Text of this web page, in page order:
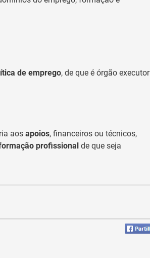
de emprego, de que é órgão executor
aos apoios, financeiros ou técnicos,
profissional de que seja